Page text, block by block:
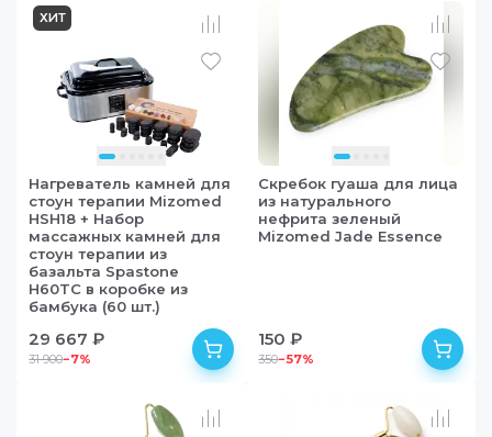
ХИТ
в наличии
Нагреватель камней для
стоун терапии Mizomed
HSH18 + Набор
массажных камней для
стоун терапии из
базальта Spastone
H60TC в коробке из
бамбука (60 шт.)
29 667 ₽
31 900−7%
Скребок гуаша для лица
из натурального
нефрита зеленый
Mizomed Jade Essence
150 ₽
350−57%